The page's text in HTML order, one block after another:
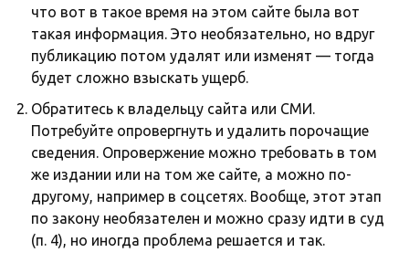
что вот в такое время на этом сайте была вот
такая информация. Это необязательно, но вдруг
публикацию потом удалят или изменят — тогда
будет сложно взыскать ущерб.
Обратитесь к владельцу сайта или СМИ.
Потребуйте опровергнуть и удалить порочащие
сведения. Опровержение можно требовать в том
же издании или на том же сайте, а можно по-
другому, например в соцсетях. Вообще, этот этап
по закону необязателен и можно сразу идти в суд
(п. 4), но иногда проблема решается и так.